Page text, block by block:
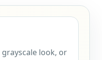
grayscale look, or